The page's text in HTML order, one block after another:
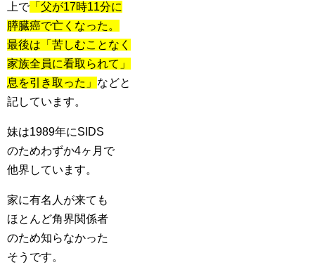
上で 「父が17時11分に
膵臓癌で亡くなった。
最後は「苦しむことなく
家族全員に看取られて」
息を引き取った」 などと
記しています。
妹は1989年にSIDS
のためわずか4ヶ月で
他界しています。
家に有名人が来ても
ほとんど角界関係者
のため知らなかった
そうです。